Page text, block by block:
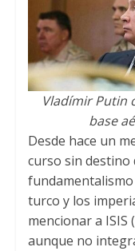
Vladímir Putin
base
Desde hace un
curso sin destino
turco y los
mencionar a ISIS
aunque no